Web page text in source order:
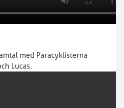
med Paracyklisterna
Lucas.